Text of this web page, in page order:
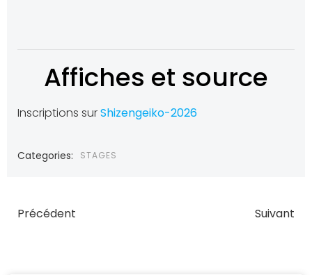
Affiches et source
Inscriptions surShizengeiko-2026
Categories: STAGES
Post
Précédent Suivant